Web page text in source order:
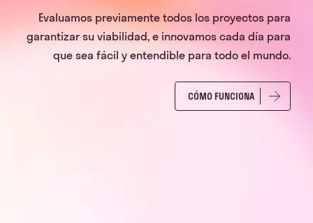
Evaluamos previamente todos los proyectos para
garantizar su viabilidad, e innovamos cada día para
que sea fácil y entendible para todo el mundo.
CÓMO FUNCIONA